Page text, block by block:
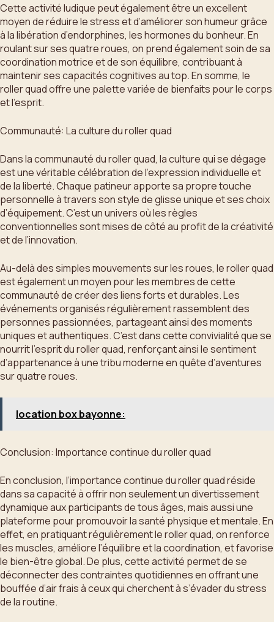
Cette activité ludique peut également être un excellent
moyen de réduire le stress et d’améliorer son humeur grâce
à la libération d’endorphines, les hormones du bonheur. En
roulant sur ses quatre roues, on prend également soin de sa
coordination motrice et de son équilibre, contribuant à
maintenir ses capacités cognitives au top. En somme, le
roller quad offre une palette variée de bienfaits pour le corps
et l’esprit.
Communauté: La culture du roller quad
Dans la communauté du roller quad, la culture qui se dégage
est une véritable célébration de l’expression individuelle et
de la liberté. Chaque patineur apporte sa propre touche
personnelle à travers son style de glisse unique et ses choix
d’équipement. C’est un univers où les règles
conventionnelles sont mises de côté au profit de la créativité
et de l’innovation.
Au-delà des simples mouvements sur les roues, le roller quad
est également un moyen pour les membres de cette
communauté de créer des liens forts et durables. Les
événements organisés régulièrement rassemblent des
personnes passionnées, partageant ainsi des moments
uniques et authentiques. C’est dans cette convivialité que se
nourrit l’esprit du roller quad, renforçant ainsi le sentiment
d’appartenance à une tribu moderne en quête d’aventures
sur quatre roues.
location box bayonne:
Conclusion: Importance continue du roller quad
En conclusion, l’importance continue du roller quad réside
dans sa capacité à offrir non seulement un divertissement
dynamique aux participants de tous âges, mais aussi une
plateforme pour promouvoir la santé physique et mentale. En
effet, en pratiquant régulièrement le roller quad, on renforce
les muscles, améliore l’équilibre et la coordination, et favorise
le bien-être global. De plus, cette activité permet de se
déconnecter des contraintes quotidiennes en offrant une
bouffée d’air frais à ceux qui cherchent à s’évader du stress
de la routine.